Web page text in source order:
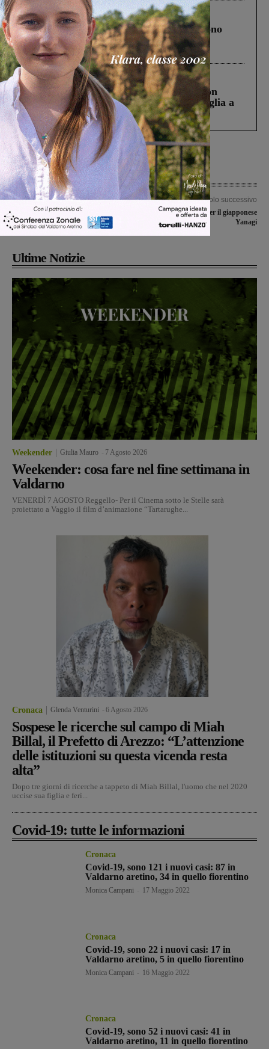
Cronaca 4 Agosto 2026
Un anno fa la strage in A1 in cui morirono
Gianni, Giulia e Franco. Lo schianto, il
processo, lo stop ai sorpassi fra tir....
Cronaca 3 Agosto 2026
Scomparso da una struttura di Castiglion
Fiorentino l’uomo che aveva ucciso la figlia a
Levane nel 2020
Articolo precedente
Rotatoria al casello, lavori
programmati nell’aiuola centrale
Articolo successivo
Arrivato il transfer per il giapponese
Yanagi
Ultime Notizie
Weekender Giulia Mauro 7 Agosto 2026
Weekender: cosa fare nel fine settimana in
Valdarno
VENERDÌ 7 AGOSTO Reggello- Per il Cinema sotto le Stelle sarà
proiettato a Vaggio il film d’animazione “Tartarughe...
Cronaca Glenda Venturini 6 Agosto 2026
Sospese le ricerche sul campo di Miah
Billal, il Prefetto di Arezzo: “L’attenzione
delle istituzioni su questa vicenda resta
alta”
Dopo tre giorni di ricerche a tappeto di Miah Billal, l'uomo che nel 2020
uccise sua figlia e ferì...
Covid-19: tutte le informazioni
Cronaca
Covid-19, sono 121 i nuovi casi: 87 in
Valdarno aretino, 34 in quello fiorentino
Monica Campani 17 Maggio 2022
Cronaca
Covid-19, sono 22 i nuovi casi: 17 in
Valdarno aretino, 5 in quello fiorentino
Monica Campani 16 Maggio 2022
Cronaca
Covid-19, sono 52 i nuovi casi: 41 in
Valdarno aretino, 11 in quello fiorentino